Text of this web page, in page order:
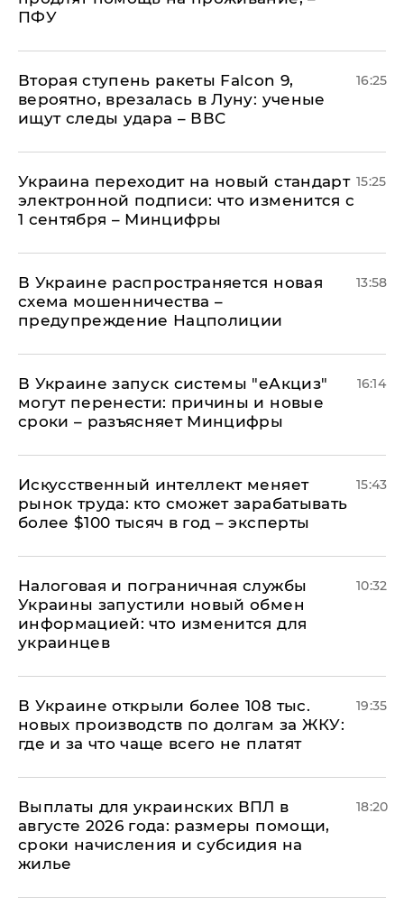
ПФУ
Вторая ступень ракеты Falcon 9,
вероятно, врезалась в Луну: ученые
ищут следы удара – ВВС
16:25
Украина переходит на новый стандарт
электронной подписи: что изменится с
1 сентября – Минцифры
15:25
В Украине распространяется новая
схема мошенничества –
предупреждение Нацполиции
13:58
В Украине запуск системы "еАкциз"
могут перенести: причины и новые
сроки – разъясняет Минцифры
16:14
Искусственный интеллект меняет
рынок труда: кто сможет зарабатывать
более $100 тысяч в год – эксперты
15:43
Налоговая и пограничная службы
Украины запустили новый обмен
информацией: что изменится для
украинцев
10:32
В Украине открыли более 108 тыс.
новых производств по долгам за ЖКУ:
где и за что чаще всего не платят
19:35
Выплаты для украинских ВПЛ в
августе 2026 года: размеры помощи,
сроки начисления и субсидия на
жилье
18:20